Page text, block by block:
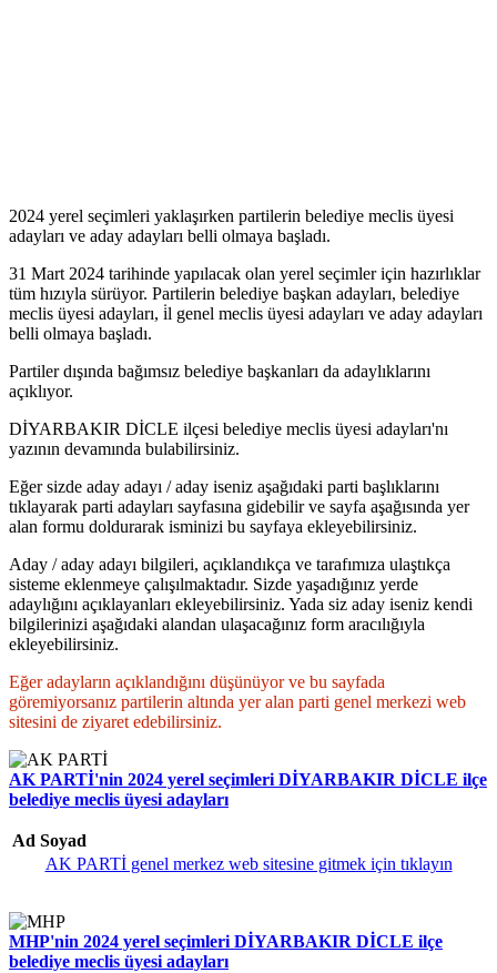
2024 yerel seçimleri yaklaşırken partilerin belediye meclis üyesi
adayları ve aday adayları belli olmaya başladı.
31 Mart 2024 tarihinde yapılacak olan yerel seçimler için hazırlıklar
tüm hızıyla sürüyor. Partilerin belediye başkan adayları, belediye
meclis üyesi adayları, i̇l genel meclis üyesi adayları ve aday adayları
belli olmaya başladı.
Partiler dışında bağımsız belediye başkanları da adaylıklarını
açıklıyor.
DİYARBAKIR DİCLE ilçesi belediye meclis üyesi adayları'nı
yazının devamında bulabilirsiniz.
Eğer sizde aday adayı / aday iseniz aşağıdaki parti başlıklarını
tıklayarak parti adayları sayfasına gidebilir ve sayfa aşağısında yer
alan formu doldurarak isminizi bu sayfaya ekleyebilirsiniz.
Aday / aday adayı bilgileri, açıklandıkça ve tarafımıza ulaştıkça
sisteme eklenmeye çalışılmaktadır. Sizde yaşadığınız yerde
adaylığını açıklayanları ekleyebilirsiniz. Yada siz aday iseniz kendi
bilgilerinizi aşağıdaki alandan ulaşacağınız form aracılığıyla
ekleyebilirsiniz.
Eğer adayların açıklandığını düşünüyor ve bu sayfada
göremiyorsanız partilerin altında yer alan parti genel merkezi web
sitesini de ziyaret edebilirsiniz.
AK PARTİ'nin 2024 yerel seçimleri DİYARBAKIR DİCLE ilçe
belediye meclis üyesi adayları
Ad Soyad
AK PARTİ genel merkez web sitesine gitmek için tıklayın
MHP'nin 2024 yerel seçimleri DİYARBAKIR DİCLE ilçe
belediye meclis üyesi adayları